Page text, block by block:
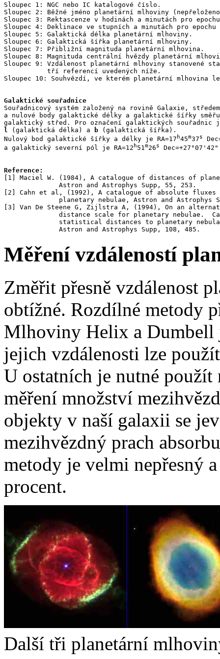
Sloupec 1: NGC nebo IC katalogové číslo.
Sloupec 2: Běžné jméno planetární mlhoviny
Sloupec 3: Rektascenze v hodinách a minutách pro
Sloupec 4: Deklinace ve stupních a minutách pro epochu
Sloupec 5: Galaktická délka planetární mlhoviny.
Sloupec 6: Galaktická šířka planetární mlhoviny.
Sloupec 7: Přibližní magnituda planetární mlhovina.
Sloupec 8: Magnituda centrální hvězdy planetární
Sloupec 9: Vzdálenost planetární mlhoviny stanovené
           tří referencí uvedených níže.
Sloupec 10: Souhvězdí, ve kterém planetární mlhovina
Galaktické souřadnice
Souřadnicový systém založený na rovině Galaxie,
a nulové body galaktické délky a galaktické šířky
l
(galaktická délka) a b (galaktická šířka).
Nulový bod galaktické šířky a délky je RA=17 h45m37s
a galaktický severní pól je RA=12 h51m26s
Reference:
[1] Maciel W. (1984), A catalogue of distances of
              Astron and Astrophys Supp, 55, 253.
[2] Cahn et al, (1992), A catalogue of absolute fluxes
planetary nebulae, Astron and Astrophys
[3] Van De Steene G, Zijlstra A, (1994), On an
distance scale for planetary nebulae.
statistical distances to planetary
Měření vzdáleností
Změřit přesně vzdálenost
obtížné. Rozdílné metody
Mlhoviny Helix a Dumbell
jejich vzdálenosti lze
U ostatních je nutné
měření množství
objekty v naší galaxii se
mezihvězdný prach
metody je velmi nepřesný
procent.
Další tři planetární